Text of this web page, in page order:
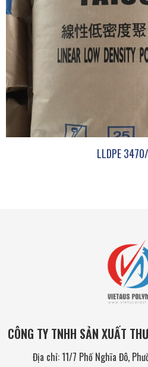
LLDPE
CÔNG TY TNHH SẢN XUẤT
Địa chỉ: 11/7 Phố Nghĩa Đô,